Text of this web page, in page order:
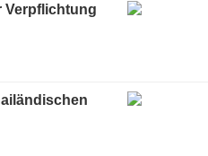
Verpflichtung